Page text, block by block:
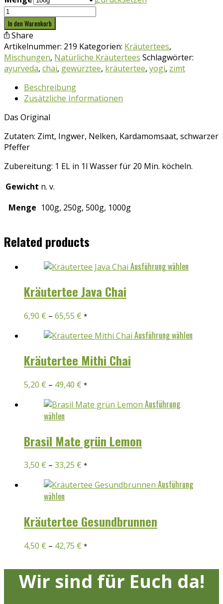
Kräutertee
Yogi
Tee
Menge
In den Warenkorb
Share
Artikelnummer: 219 Kategorien: Kräutertees,
Mischungen, Natürliche Kräutertees Schlagwörter:
ayurveda, chai, gewürztee, kräutertee, yogi, zimt
Beschreibung
Zusätzliche Informationen
Das Original
Zutaten: Zimt, Ingwer, Nelken, Kardamomsaat, schwarzer
Pfeffer
Zubereitung: 1 EL in 1l Wasser für 20 Min. köcheln.
Gewicht n. v.
Menge 100g, 250g, 500g, 1000g
Related products
Ausführung wählen
Die
Optionen
Kräutertee Java Chai
6,90 € – 65,55 € *
Ausführung wählen
Kräutertee Mithi Chai
5,20 € – 49,40 € *
Ausführung
wählen
weist
mehrere
auf.
Die
Optionen
können
der
gewählt
Brasil Mate grün Lemon
3,50 € – 33,25 € *
Ausführung
wählen
weist
mehrere
auf.
Optionen
können
Kräutertee Gesundbrunnen
4,50 € – 42,75 € *
Wir sind für Euch da!